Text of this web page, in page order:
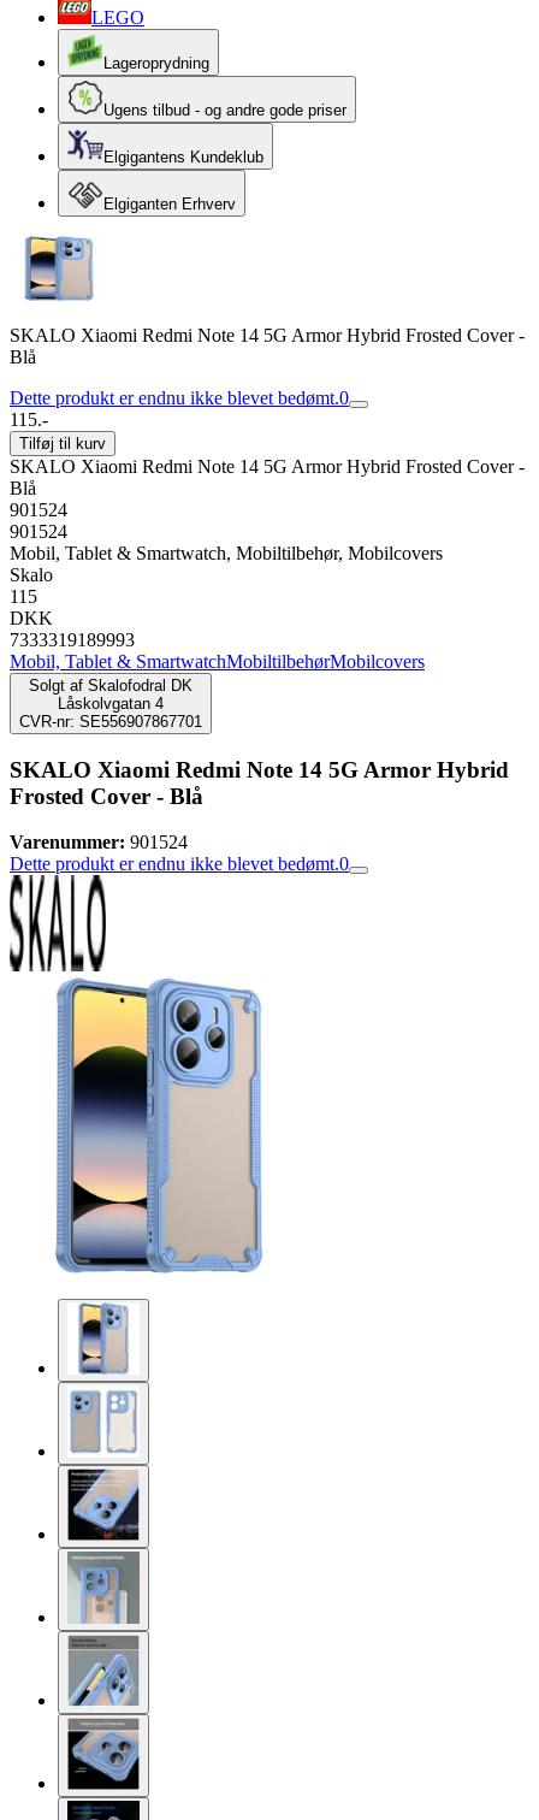
LEGO
Lageroprydning
Ugens tilbud - og andre gode priser
Elgigantens Kundeklub
Elgiganten Erhverv
SKALO Xiaomi Redmi Note 14 5G Armor Hybrid Frosted Cover -
Blå
Dette produkt er endnu ikke blevet bedømt.0
115.-
Tilføj til kurv
SKALO Xiaomi Redmi Note 14 5G Armor Hybrid Frosted Cover -
Blå
901524
901524
Mobil, Tablet & Smartwatch, Mobiltilbehør, Mobilcovers
Skalo
115
DKK
7333319189993
Mobil, Tablet & SmartwatchMobiltilbehørMobilcovers
Solgt af Skalofodral DK
Låskolvgatan 4
CVR-nr: SE556907867701
SKALO Xiaomi Redmi Note 14 5G Armor Hybrid
Frosted Cover - Blå
Varenummer: 901524
Dette produkt er endnu ikke blevet bedømt.0